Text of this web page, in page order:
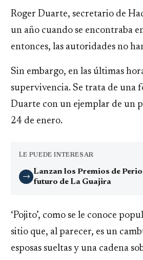
Roger Duarte, secretario de
un año cuando se encontraba
entonces, las autoridades no
Sin embargo, en las últimas
supervivencia. Se trata de una
Duarte con un ejemplar de un
24 de enero.
LE PUEDE INTERESAR
→
Lanzan los Premios de
futuro de La Guajira
‘Pojito’, como se le conoce
sitio que, al parecer, es un
esposas sueltas y una cadena